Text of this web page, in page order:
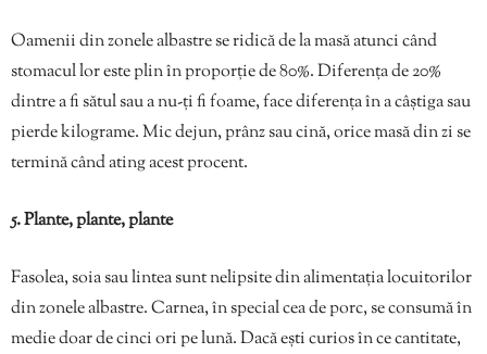
Oamenii din zonele albastre se ridică de la masă atunci când
stomacul lor este plin în proporție de 80%. Diferența de 20%
dintre a fi sătul sau a nu-ți fi foame, face diferența în a câștiga sau
pierde kilograme. Mic dejun, prânz sau cină, orice masă din zi se
termină când ating acest procent.
5. Plante, plante, plante
Fasolea, soia sau lintea sunt nelipsite din alimentația locuitorilor
din zonele albastre. Carnea, în special cea de porc, se consumă în
medie doar de cinci ori pe lună. Dacă ești curios în ce cantitate,